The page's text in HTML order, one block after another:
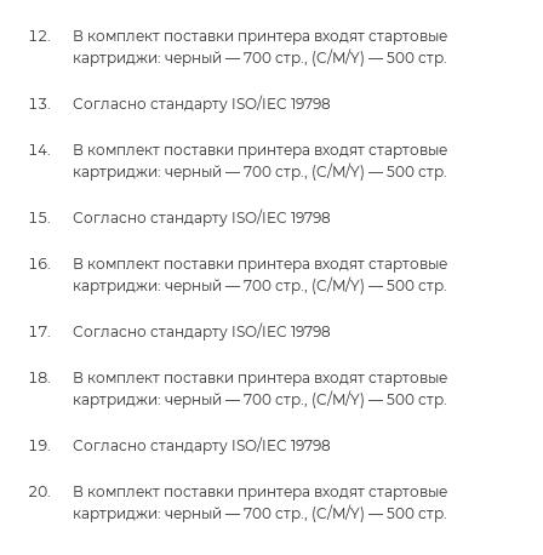
В комплект поставки принтера входят стартовые
картриджи: черный — 700 стр., (C/M/Y) — 500 стр.
Согласно стандарту ISO/IEC 19798
В комплект поставки принтера входят стартовые
картриджи: черный — 700 стр., (C/M/Y) — 500 стр.
Согласно стандарту ISO/IEC 19798
В комплект поставки принтера входят стартовые
картриджи: черный — 700 стр., (C/M/Y) — 500 стр.
Согласно стандарту ISO/IEC 19798
В комплект поставки принтера входят стартовые
картриджи: черный — 700 стр., (C/M/Y) — 500 стр.
Согласно стандарту ISO/IEC 19798
В комплект поставки принтера входят стартовые
картриджи: черный — 700 стр., (C/M/Y) — 500 стр.